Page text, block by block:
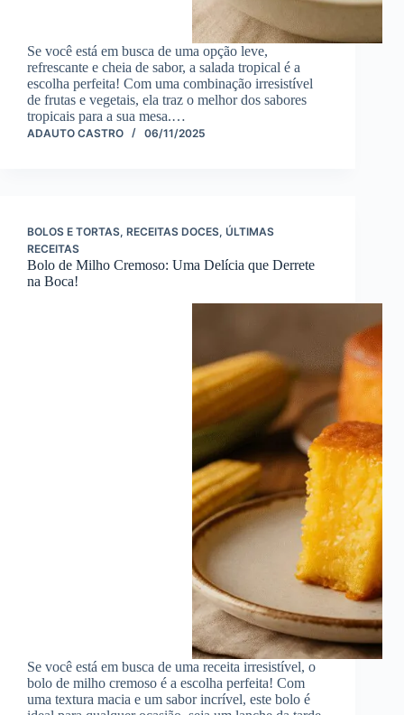
Se você está em busca de uma opção leve,
refrescante e cheia de sabor, a salada tropical é a
escolha perfeita! Com uma combinação irresistível
de frutas e vegetais, ela traz o melhor dos sabores
tropicais para a sua mesa.…
ADAUTO CASTRO 06/11/2025
BOLOS E TORTAS, RECEITAS DOCES, ÚLTIMAS
RECEITAS
Bolo de Milho Cremoso: Uma Delícia que Derrete
na Boca!
Se você está em busca de uma receita irresistível, o
bolo de milho cremoso é a escolha perfeita! Com
uma textura macia e um sabor incrível, este bolo é